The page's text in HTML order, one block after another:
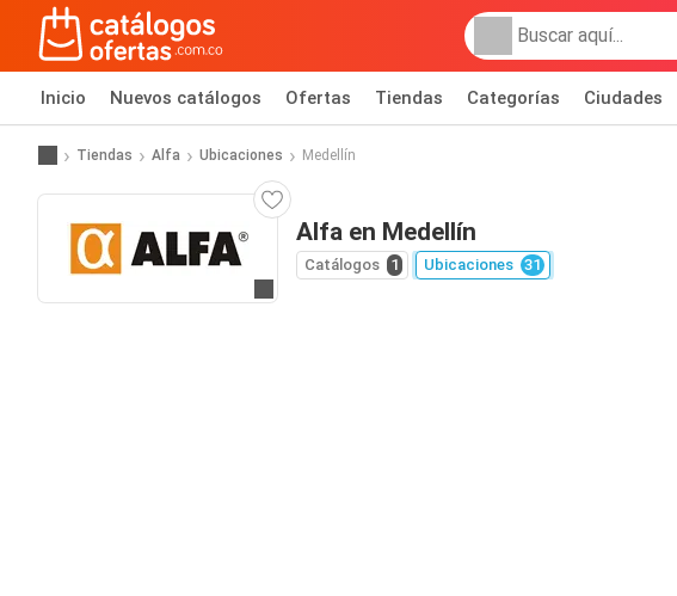
Inicio Nuevos catálogos Ofertas Tiendas Categorías Ciudades
Tiendas Alfa Ubicaciones Medellín
Alfa en Medellín
Catálogos 1 Ubicaciones 31